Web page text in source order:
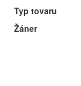
Typ tovaru
Žáner